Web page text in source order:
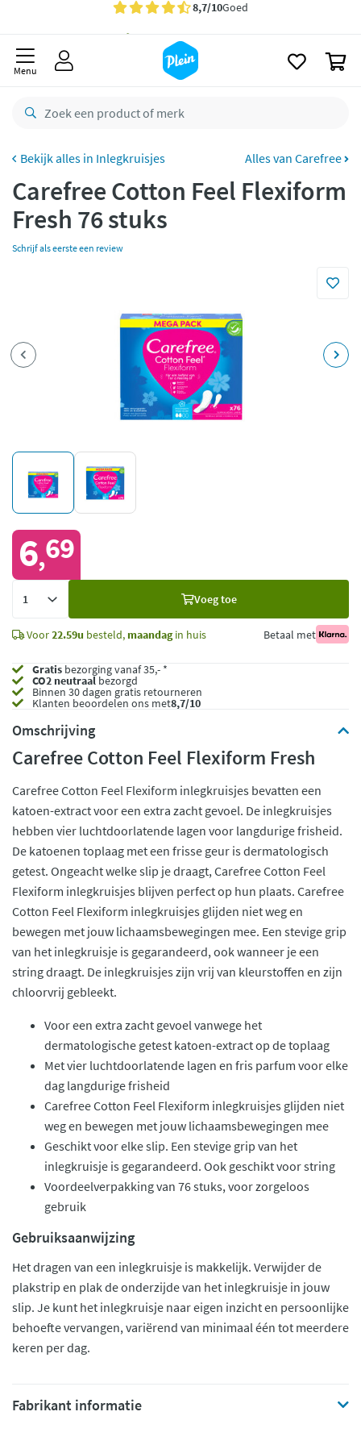
Gratisbezorging vanaf 35,- *
besteld,maandag
retourneren
CO2 neutraal
Betaal met Klarna
Menu
Inlegkruisjes Alles van Carefree
Carefree Cotton Feel Flexiform
Fresh 76 stuks
Schrijf als eerste een review
6,69
Voeg toe
Voor22.59u besteld, maandagin huis Betaal met
Gratis bezorging vanaf 35,- *
CO2 neutraalbezorgd
Binnen 30 dagen gratis retourneren
Klanten beoordelen ons met8,7/10
Omschrijving
Carefree Cotton Feel Flexiform Fresh
Carefree Cotton Feel Flexiform inlegkruisjes bevatten een
katoen-extract voor een extra zacht gevoel. De inlegkruisjes
hebben vier luchtdoorlatende lagen voor langdurige frisheid.
De katoenen toplaag met een frisse geur is dermatologisch
getest. Ongeacht welke slip je draagt, Carefree Cotton Feel
Flexiform inlegkruisjes blijven perfect op hun plaats. Carefree
Cotton Feel Flexiform inlegkruisjes glijden niet weg en
bewegen met jouw lichaamsbewegingen mee. Een stevige grip
van het inlegkruisje is gegarandeerd, ook wanneer je een
string draagt. De inlegkruisjes zijn vrij van kleurstoffen en zijn
chloorvrij gebleekt.
Voor een extra zacht gevoel vanwege het
dermatologische getest katoen-extract op de toplaag
Met vier luchtdoorlatende lagen en fris parfum voor elke
dag langdurige frisheid
Carefree Cotton Feel Flexiform inlegkruisjes glijden niet
weg en bewegen met jouw lichaamsbewegingen mee
Geschikt voor elke slip. Een stevige grip van het
inlegkruisje is gegarandeerd. Ook geschikt voor string
Voordeelverpakking van 76 stuks, voor zorgeloos
gebruik
Gebruiksaanwijzing
Het dragen van een inlegkruisje is makkelijk. Verwijder de
plakstrip en plak de onderzijde van het inlegkruisje in jouw
slip. Je kunt het inlegkruisje naar eigen inzicht en persoonlijke
behoefte vervangen, variërend van minimaal één tot meerdere
keren per dag.
Fabrikant informatie